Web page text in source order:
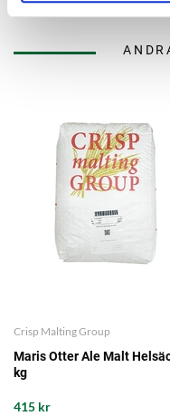
Crisp Malting Group
Maris Otter Ale Malt
kg
415 kr